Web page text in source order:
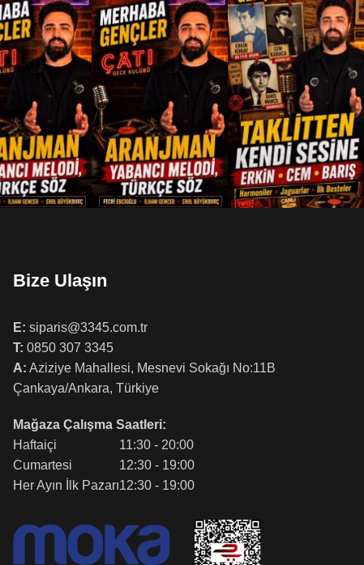
Bize Ulaşın
E: siparis@3345.com.tr
T: 0850 307 3345
A: Aziziye Mahallesi, Mesnevi Sokağı No:11B
Çankaya/Ankara, Türkiye
Mağaza Çalışma Saatleri:
Haftaiçi
Cumartesi
Her Ayın İlk Pazarı
11:30 - 20:00
12:30 - 19:00
12:30 - 19:00